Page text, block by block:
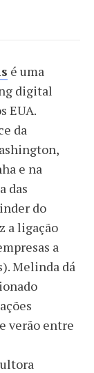
é uma
digital
EUA.
da
e na
das
do
a ligação
a
Melinda dá
verão entre